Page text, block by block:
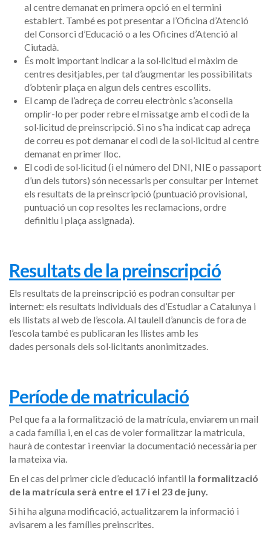
al centre demanat en primera opció en el termini
establert. També es pot presentar a l’Oficina d’Atenció
del Consorci d’Educació o a les Oficines d’Atenció al
Ciutadà.
És molt important indicar a la sol·licitud el màxim de
centres desitjables, per tal d’augmentar les possibilitats
d’obtenir plaça en algun dels centres escollits.
El camp de l’adreça de correu electrònic s’aconsella
omplir-lo per poder rebre el missatge amb el codi de la
sol·licitud de preinscripció. Si no s’ha indicat cap adreça
de correu es pot demanar el codi de la sol·licitud al centre
demanat en primer lloc.
El codi de sol·licitud (i el número del DNI, NIE o passaport
d’un dels tutors) són necessaris per consultar per Internet
els resultats de la preinscripció (puntuació provisional,
puntuació un cop resoltes les reclamacions, ordre
definitiu i plaça assignada).
Resultats de la preinscripció
Els resultats de la preinscripció es podran consultar per
internet: els resultats individuals des d’Estudiar a Catalunya i
els llistats al web de l’escola. Al taulell d’anuncis de fora de
l’escola també es publicaran les llistes amb les
dades personals dels sol·licitants anonimitzades.
Període de matriculació
Pel que fa a la formalització de la matrícula, enviarem un mail
a cada família i, en el cas de voler formalitzar la matricula,
haurà de contestar i reenviar la documentació necessària per
la mateixa via.
En el cas del primer cicle d’educació infantil la formalització
de la matrícula serà entre el 17 i el 23 de juny.
Si hi ha alguna modificació, actualitzarem la informació i
avisarem a les famílies preinscrites.